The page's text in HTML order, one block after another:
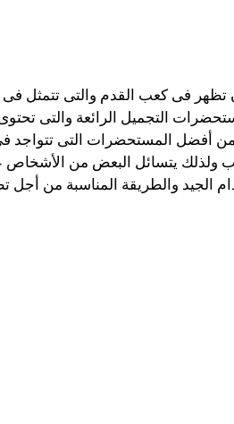
فى كعب القدم والتى تتمثل
التجميل الرائعة والتى
المستحضرات التى تتواجد فى
ولذلك يتسائل البعض من
الجيد والطريقة المناسبة من